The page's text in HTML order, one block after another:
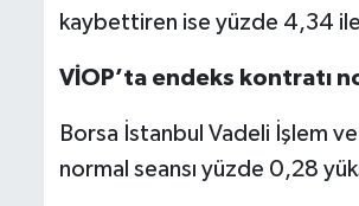
kaybettiren ise yüzde 4,34
VİOP’ta endeks kontratı
Borsa İstanbul Vadeli İşlem
normal seansı yüzde 0,28